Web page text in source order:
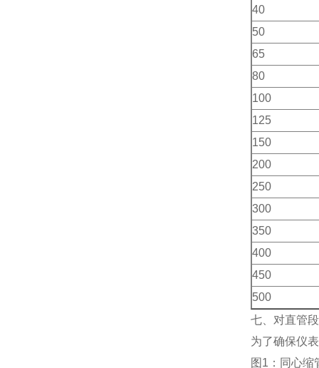
40
50
65
80
100
125
150
200
250
300
350
400
450
500
七、对直管
为了确保仪
图1：同心缩